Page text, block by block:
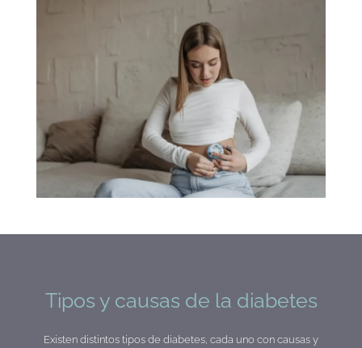
Tipos y causas de la diabetes
Existen distintos tipos de diabetes, cada uno con causas y